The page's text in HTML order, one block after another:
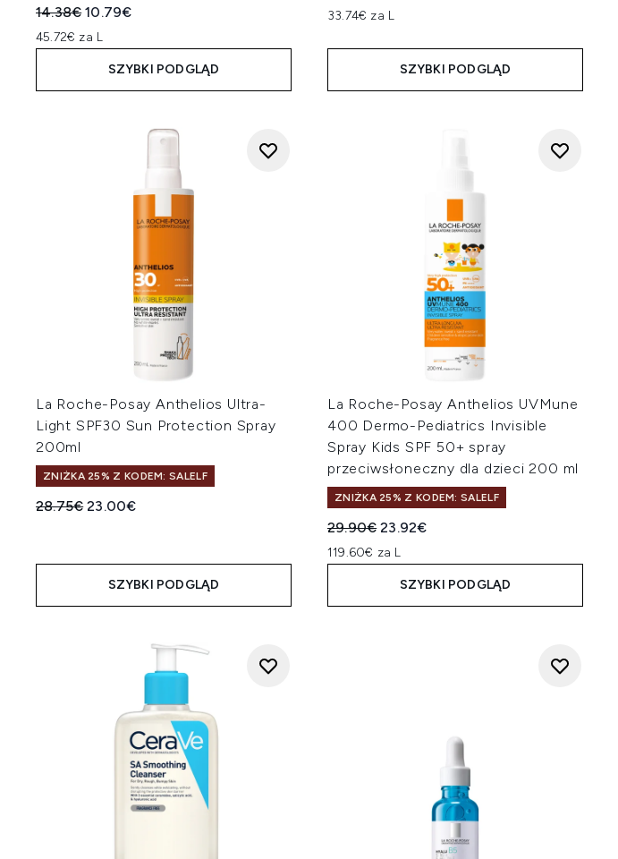
Sugerowana cena detaliczna:
14.38€Aktualna cena:
10.79€
45.72€ za L
SZYBKI PODGLĄD
33.74€ za L
SZYBKI PODGLĄD
La Roche-Posay Anthelios Ultra-
Light SPF30 Sun Protection Spray
200ml
ZNIŻKA 25% Z KODEM: SALELF
Sugerowana cena detaliczna:
28.75€Aktualna cena:
23.00€
SZYBKI PODGLĄD
La Roche-Posay Anthelios UVMune
400 Dermo-Pediatrics Invisible
Spray Kids SPF 50+ spray
przeciwsłoneczny dla dzieci 200 ml
ZNIŻKA 25% Z KODEM: SALELF
Sugerowana cena detaliczna:
29.90€Aktualna cena:
23.92€
119.60€ za L
SZYBKI PODGLĄD